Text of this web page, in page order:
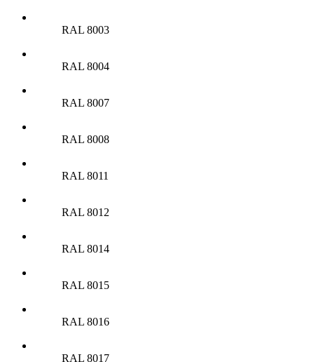
RAL 8003
RAL 8004
RAL 8007
RAL 8008
RAL 8011
RAL 8012
RAL 8014
RAL 8015
RAL 8016
RAL 8017